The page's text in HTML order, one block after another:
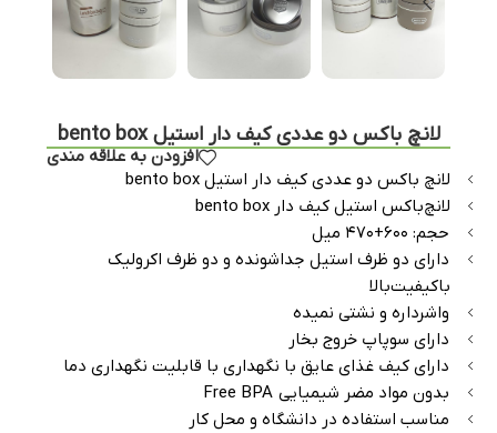
لانچ باکس دو عددی کیف‌ دار استیل bento box
افزودن به علاقه مندی
لانچ باکس دو عددی کیف‌ دار استیل bento box
لانچ‌باکس استیل کیف‌ دار bento box
حجم: ۶۰۰+۴۷۰ میل
دارای دو ظرف استیل جداشونده و دو ظرف اکرولیک
باکیفیت‌بالا
واشرداره و نشتی نمیده
دارای سوپاپ خروج بخار
دارای کیف غذای عایق با نگهداری با قابلیت نگهداری دما
بدون مواد مضر شیمیایی Free BPA
مناسب استفاده در دانشگاه و محل کار